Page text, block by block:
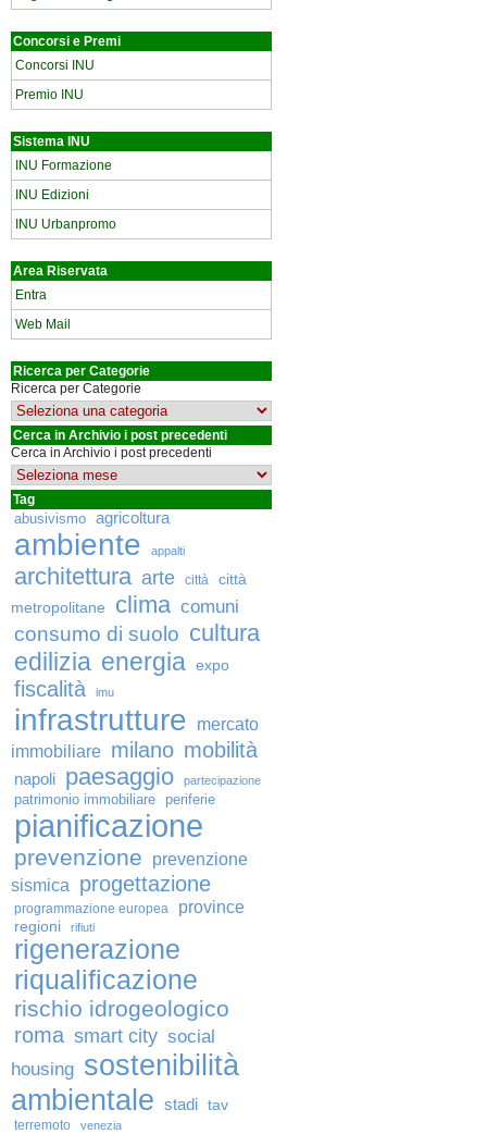
Concorsi e Premi
Concorsi INU
Premio INU
Sistema INU
INU Formazione
INU Edizioni
INU Urbanpromo
Area Riservata
Entra
Web Mail
Ricerca per Categorie
Ricerca per Categorie
Cerca in Archivio i post precedenti
Cerca in Archivio i post precedenti
Tag
abusivismo agricoltura
ambiente appalti
architettura arte città
città
metropolitane
clima comuni
consumo di suolo cultura
edilizia energia expo
fiscalità imu
infrastrutture
mercato
immobiliare milano mobilità
napoli paesaggio partecipazione
patrimonio immobiliare periferie
pianificazione
prevenzione
prevenzione
sismica
progettazione
programmazione europea province
regioni rifiuti
rigenerazione
riqualificazione
rischio idrogeologico
roma smart city social
housing sostenibilità
ambientale stadi tav
terremoto venezia